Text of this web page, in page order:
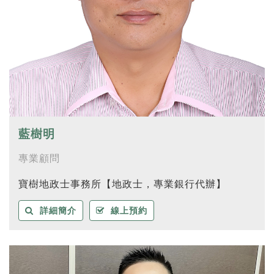
藍樹明
專業顧問
寶樹地政士事務所【地政士，專業銀行代辦】
詳細簡介 線上預約